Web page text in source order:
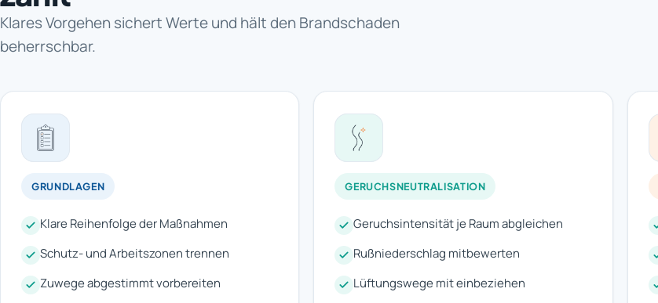
Klares Vorgehen sichert Werte und hält den Brandschaden
beherrschbar.
GRUNDLAGEN
Klare Reihenfolge der Maßnahmen
Schutz- und Arbeitszonen trennen
Zuwege abgestimmt vorbereiten
GERUCHSNEUTRALISATION
Geruchsintensität je Raum abgleichen
Rußniederschlag mitbewerten
Lüftungswege mit einbeziehen